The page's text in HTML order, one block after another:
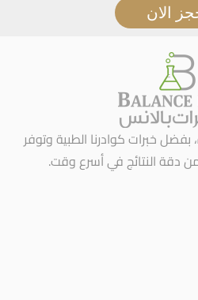
الان
خبرات كوادرنا الطبية وتوفر
دقة النتائج في أسرع وقت.